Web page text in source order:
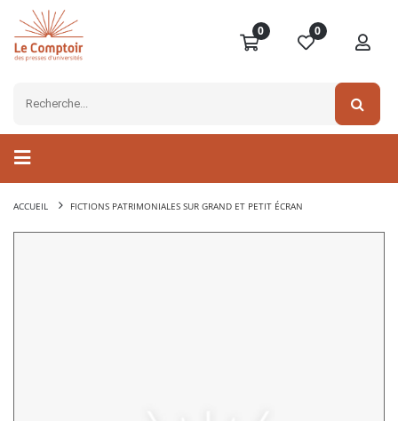
0 0
ACCUEIL FICTIONS PATRIMONIALES SUR GRAND ET PETIT ÉCRAN